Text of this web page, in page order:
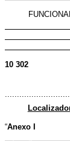
10 302
“Anexo I